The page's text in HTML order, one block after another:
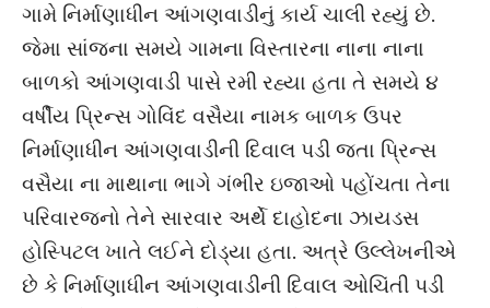
ગામે નિર્માણાધીન આંગણવાડીનું કાર્ય ચાલી રહ્યું છે.
જેમા સાંજના સમયે ગામના વિસ્તારના નાના નાના
બાળકો આંગણવાડી પાસે રમી રહ્યા હતા તે સમયે ૪
વર્ષીય પ્રિન્સ ગોવિંદ વસૈયા નામક બાળક ઉપર
નિર્માણાધીન આંગણવાડીની દિવાલ પડી જતા પ્રિન્સ
વસૈયા ના માથાના ભાગે ગંભીર ઇજાઓ પહોંચતા તેના
પરિવારજનો તેને સારવાર અર્થે દાહોદના ઝાયડસ
હોસ્પિટલ ખાતે લઈને દોડ્યા હતા. અત્રે ઉલ્લેખનીએ
છે કે નિર્માણાધીન આંગણવાડીની દિવાલ ઓચિંતી પડી